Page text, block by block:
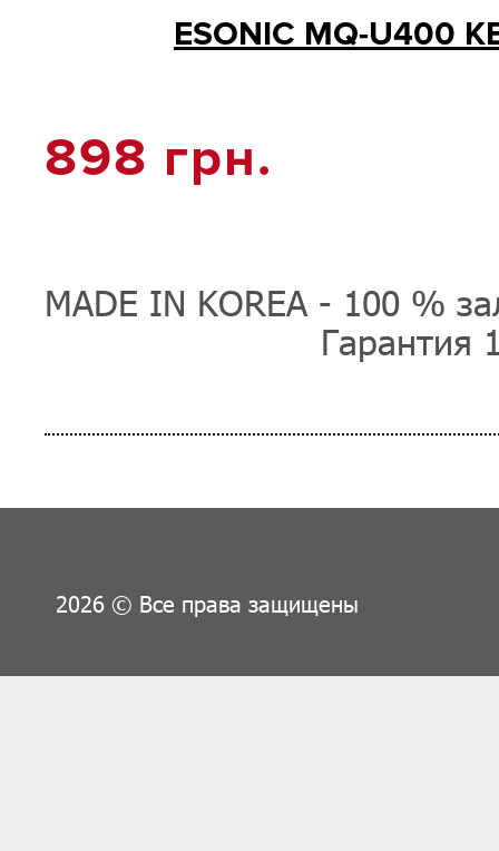
ESONIC MQ-U400
898 грн.
MADE IN KOREA - 100 %
Гарантия
2026 © Все права защищены